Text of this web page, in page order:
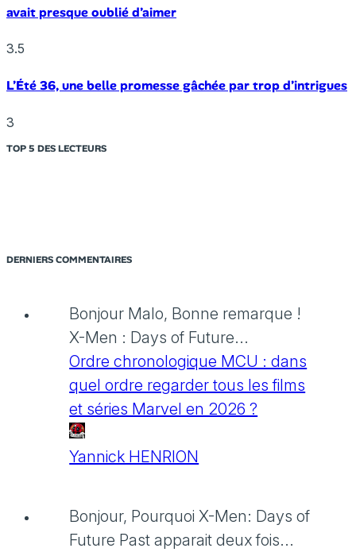
avait presque oublié d’aimer
3.5
L’Été 36, une belle promesse gâchée par trop d’intrigues
3
TOP 5 DES LECTEURS
DERNIERS COMMENTAIRES
Bonjour Malo, Bonne remarque !
X-Men : Days of Future...
Ordre chronologique MCU : dans
quel ordre regarder tous les films
et séries Marvel en 2026 ?
Yannick HENRION
Bonjour, Pourquoi X-Men: Days of
Future Past apparait deux fois...